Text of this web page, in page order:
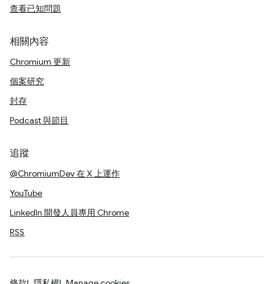
查看已知問題
相關內容
Chromium 更新
個案研究
封存
Podcast 與節目
追蹤
@ChromiumDev 在 X 上運作
YouTube
LinkedIn 開發人員專用 Chrome
RSS